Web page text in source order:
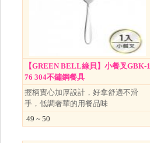
【GREEN BELL綠貝】小餐叉GBK-1
76 304不鏽鋼餐具
握柄實心加厚設計，好拿舒適不滑
手，低調奢華的用餐品味
49 ~ 50